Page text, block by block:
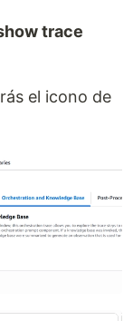
trace
el icono de